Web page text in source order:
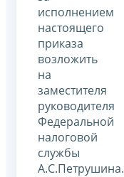
исполнением
настоящего
приказа
возложить
на
заместителя
руководителя
Федеральной
налоговой
службы
А.С.Петрушина.